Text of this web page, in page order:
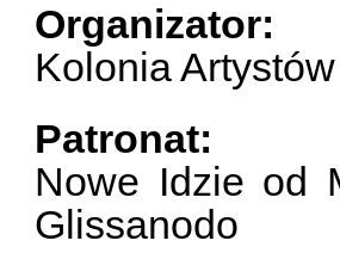
Organizator:
Kolonia
Patronat:
Nowe Idzie od
Glissanodo